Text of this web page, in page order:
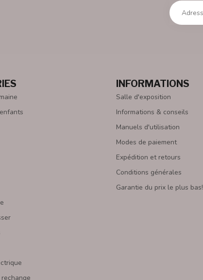
INFORMATIONS
Salle d'exposition
Informations & conseils
Manuels d'utilisation
Modes de paiement
Expédition et retours
Conditions générales
Garantie du prix le plus bas!